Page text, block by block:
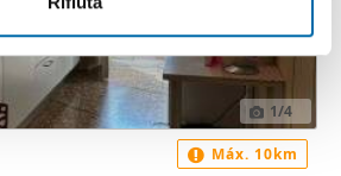
di analisi dei dati web,
i quali potrebbero combinarle
che ha fornito loro o che hanno
dei loro servizi.
1/4
Máx. 10km